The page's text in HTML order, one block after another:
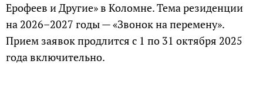
Ерофеев и Другие» в Коломне. Тема резиденции
на 2026–2027 годы — «Звонок на перемену».
Прием заявок продлится с 1 по 31 октября 2025
года включительно.